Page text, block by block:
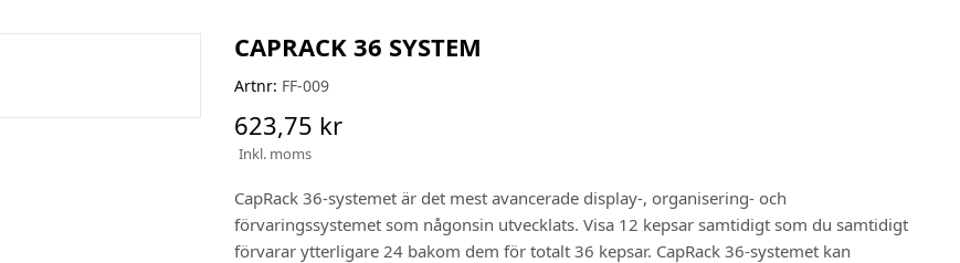
CAPRACK 36 SYSTEM
Artnr: FF-009
623,75 kr
Inkl. moms
CapRack 36-systemet är det mest avancerade display-, organisering- och
förvaringssystemet som någonsin utvecklats. Visa 12 kepsar samtidigt som du samtidigt
förvarar ytterligare 24 bakom dem för totalt 36 kepsar. CapRack 36-systemet kan